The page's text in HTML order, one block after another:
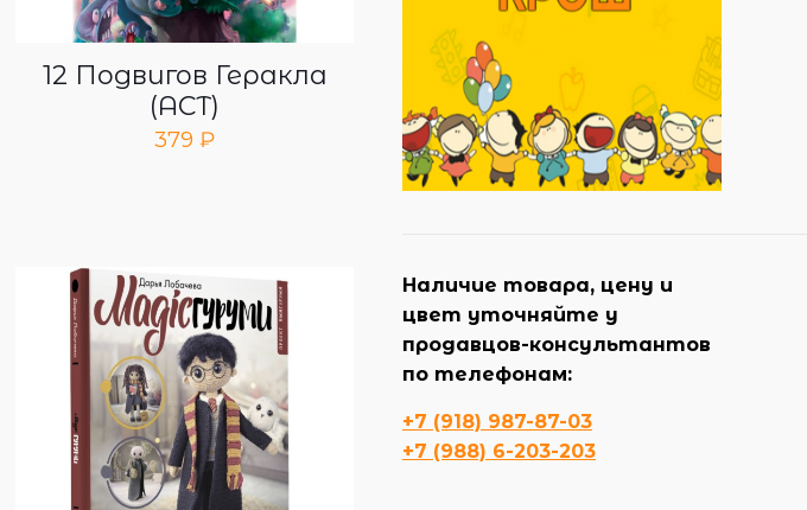
12 Подвигов Геракла
(АСТ)
379₽
Наличие товара, цену и
цвет уточняйте у
продавцов-консультантов
по телефонам:
+7 (918) 987-87-03
+7 (988) 6-203-203